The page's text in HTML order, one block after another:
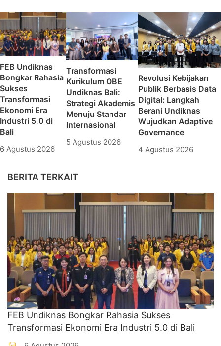
FEB Undiknas
Bongkar Rahasia
Sukses
Transformasi
Ekonomi Era
Industri 5.0 di
Bali
6 Agustus 2026
Transformasi
Kurikulum OBE
Undiknas Bali:
Strategi Akademis
Menuju Standar
Internasional
5 Agustus 2026
Revolusi Kebijakan
Publik Berbasis Data
Digital: Langkah
Berani Undiknas
Wujudkan Adaptive
Governance
4 Agustus 2026
BERITA TERKAIT
FEB Undiknas Bongkar Rahasia Sukses
Transformasi Ekonomi Era Industri 5.0 di Bali